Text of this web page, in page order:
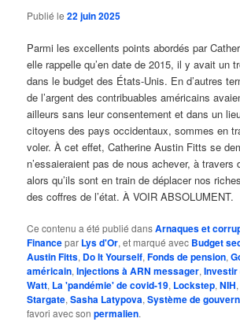
Publié le22 juin 2025
Parmi les excellents points abordés par
elle rappelle qu’en date de 2015, il y avait un
dans le budget des États-Unis. En d’autres
de l’argent des contribuables américains
ailleurs sans leur consentement et dans un
citoyens des pays occidentaux, sommes en
voler. À cet effet, Catherine Austin Fitts se
n’essaieraient pas de nous achever, à travers
alors qu’ils sont en train de déplacer nos
des coffres de l’état. À VOIR ABSOLUMENT.
Ce contenu a été publié dansArnaques et
Financepar Lys d'Or, et marqué avec Budget
Austin Fitts, Do It Yourself,Fonds de pension,
américain,Injections à ARN messager,Investir
Watt, La 'pandémie' de covid-19, Lockstep,NIH
Stargate,Sasha Latypova,Système de
favori avec sonpermalien.